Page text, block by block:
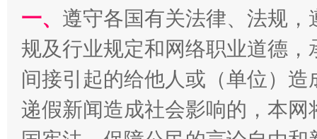
从幼儿园到大学，有这些资助 “
一、 遵守各国有关法律、法规
规及行业规定和网络职业道德
间接引起的给他人或（单位）
递假新闻造成社会影响的，本